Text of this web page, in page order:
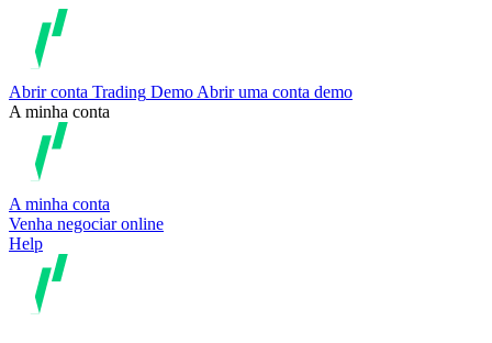
Abrir conta Trading Demo Abrir uma conta demo
A minha conta
A minha conta
Venha negociar online
Help